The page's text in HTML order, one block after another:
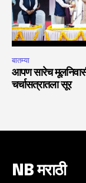
बातम्या
आपण सारेच
चर्चासत्रातला सूर
NB मराठी